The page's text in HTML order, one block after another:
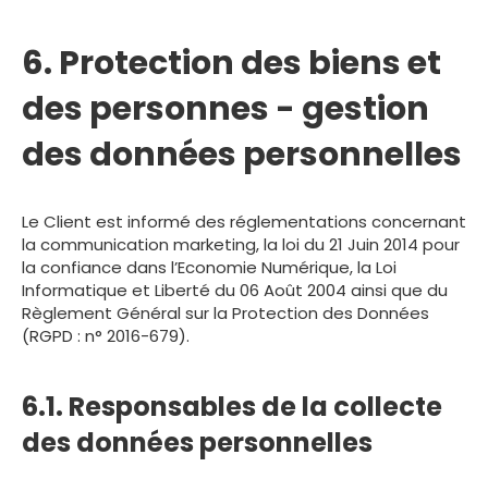
6. Protection des biens et
des personnes - gestion
des données personnelles
Le Client est informé des réglementations concernant
la communication marketing, la loi du 21 Juin 2014 pour
la confiance dans l’Economie Numérique, la Loi
Informatique et Liberté du 06 Août 2004 ainsi que du
Règlement Général sur la Protection des Données
(RGPD : n° 2016-679).
6.1. Responsables de la collecte
des données personnelles